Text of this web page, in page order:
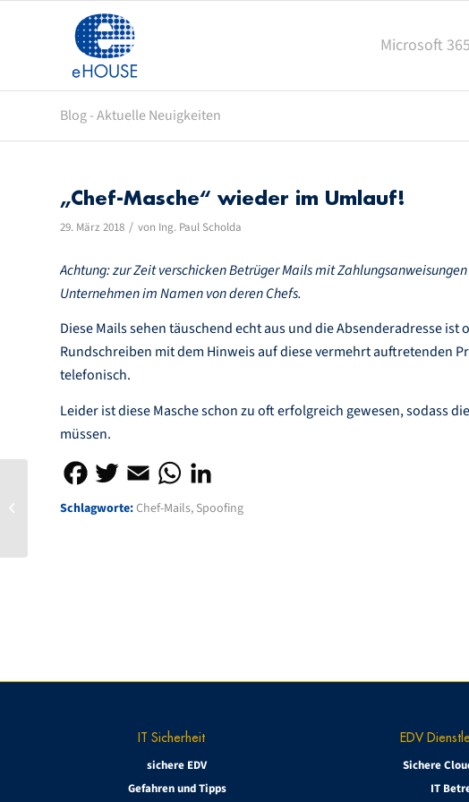
Microsoft
Blog - Aktuelle Neuigkeiten
„Chef-Masche“ wieder im Umlauf!
29. März 2018 / von Ing. Paul Scholda
Achtung: zur Zeit verschicken Betrüger Mailsmit Zahlungsanweisungen
Unternehmen im Namen von deren Chefs.
Diese Mails sehen täuschend echt aus und die Absenderadresse
Rundschreiben mit dem Hinweis auf diese vermehrt auftretenden
telefonisch.
Leider ist diese Masche schon zu oft erfolgreich gewesen, sodass
müssen.
Schlagworte:Chef-Mails,Spoofing
IT Sicherheit
sichere EDV
Gefahren und Tipps
EDV
Sichere
IT
WhatsApp